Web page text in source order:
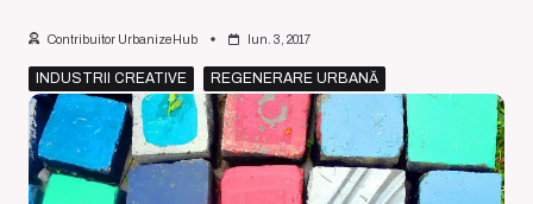
Contribuitor UrbanizeHub Iun. 3, 2017
INDUSTRII CREATIVE REGENERARE URBANĂ